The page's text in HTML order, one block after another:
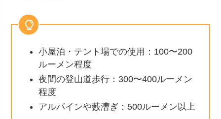
小屋泊・テント場での使用：100〜200
ルーメン程度
夜間の登山道歩行：300〜400ルーメン
程度
アルパインや藪漕ぎ：500ルーメン以上